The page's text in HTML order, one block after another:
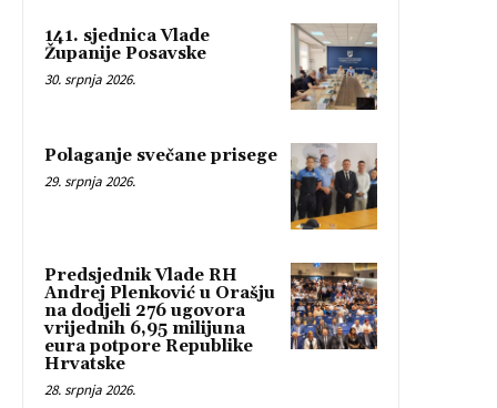
141. sjednica Vlade
Županije Posavske
30. srpnja 2026.
Polaganje svečane prisege
29. srpnja 2026.
Predsjednik Vlade RH
Andrej Plenković u Orašju
na dodjeli 276 ugovora
vrijednih 6,95 milijuna
eura potpore Republike
Hrvatske
28. srpnja 2026.